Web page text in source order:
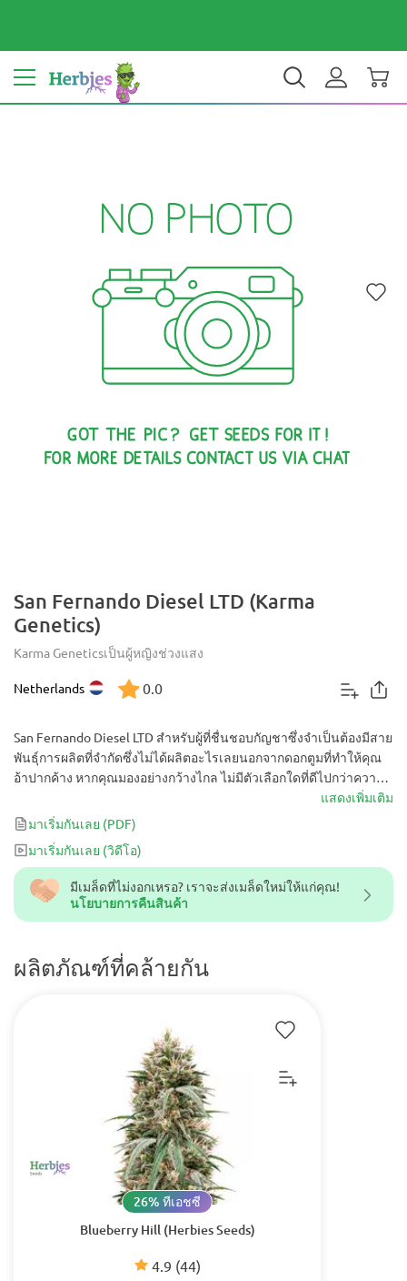
ประเทศของคุณ: สหรัฐ $ USD TH
San Fernando Diesel LTD (Karma
Genetics)
Karma Geneticsเป็นผู้หญิงช่วงแสง
Netherlands 0.0
มีเมล็ดที่ไม่งอกเหรอ? เราจะส่งเมล็ดใหม่ให้แก่คุณ!
นโยบายการคืนสินค้า
ผลิตภัณฑ์ที่คล้ายกัน
Blueberry Hill (Herbies Seeds)
4.9 (44)
26% ทีเอชซี
San Fernando Diesel LTD สำหรับผู้ที่ชื่นชอบกัญชาซึ่งจำเป็นต้องมีสาย
พันธุ์การผลิตที่จำกัดซึ่งไม่ได้ผลิตอะไรเลยนอกจากดอกตูมที่ทำให้คุณ
อ้าปากค้าง หากคุณมองอย่างกว้างไกล ไม่มีตัวเลือกใดที่ดีไปกว่าความ
งามอันโดดเด่นนี้ซึ่งมีพันธุกรรมจากสายพันธุ์ที่แพร่หลายมากที่สุดใน
อุตสาหกรรมกัญชา
แสดงเพิ่มเติม
มาเริ่มกันเลย (PDF)
มาเริ่มกันเลย (วิดีโอ)